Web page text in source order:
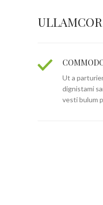
Ut a
dignistami
vesti bulum